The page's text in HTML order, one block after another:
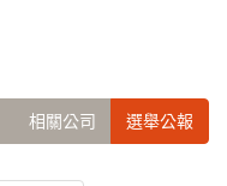
相關公司 選舉公報